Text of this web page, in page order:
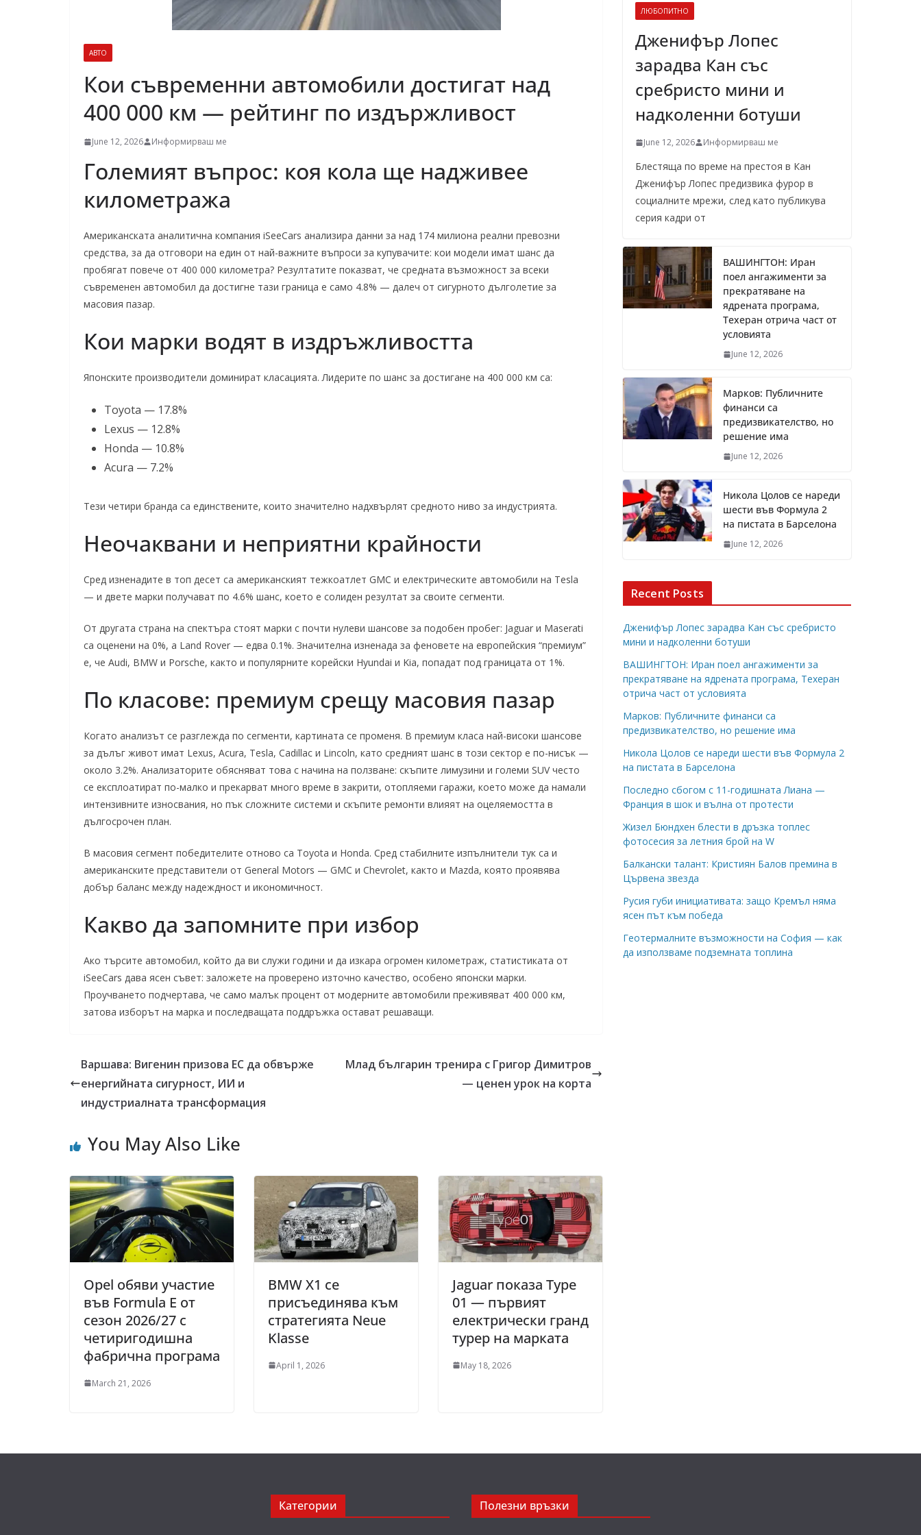
АВТО
Кои съвременни автомобили достигат над
400 000 км — рейтинг по издържливост
June 12, 2026 Информирваш ме
Големият въпрос: коя кола ще надживее
километража
Американската аналитична компания iSeeCars анализира данни за над 174 милиона реални превозни
средства, за да отговори на един от най-важните въпроси за купувачите: кои модели имат шанс да
пробягат повече от 400 000 километра? Резултатите показват, че средната възможност за всеки
съвременен автомобил да достигне тази граница е само 4.8% — далеч от сигурното дълголетие за
масовия пазар.
Кои марки водят в издръжливостта
Японските производители доминират класацията. Лидерите по шанс за достигане на 400 000 км са:
Toyota — 17.8%
Lexus — 12.8%
Honda — 10.8%
Acura — 7.2%
Тези четири бранда са единствените, които значително надхвърлят средното ниво за индустрията.
Неочаквани и неприятни крайности
Сред изненадите в топ десет са американският тежкоатлет GMC и електрическите автомобили на Tesla
— и двете марки получават по 4.6% шанс, което е солиден резултат за своите сегменти.
От другата страна на спектъра стоят марки с почти нулеви шансове за подобен пробег: Jaguar и Maserati
са оценени на 0%, а Land Rover — едва 0.1%. Значителна изненада за феновете на европейския “премиум”
е, че Audi, BMW и Porsche, както и популярните корейски Hyundai и Kia, попадат под границата от 1%.
По класове: премиум срещу масовия пазар
Когато анализът се разглежда по сегменти, картината се променя. В премиум класа най-високи шансове
за дълъг живот имат Lexus, Acura, Tesla, Cadillac и Lincoln, като средният шанс в този сектор е по-нисък —
около 3.2%. Анализаторите обясняват това с начина на ползване: скъпите лимузини и големи SUV често
се експлоатират по-малко и прекарват много време в закрити, отопляеми гаражи, което може да намали
интензивните износвания, но пък сложните системи и скъпите ремонти влияят на оцеляемостта в
дългосрочен план.
В масовия сегмент победителите отново са Toyota и Honda. Сред стабилните изпълнители тук са и
американските представители от General Motors — GMC и Chevrolet, както и Mazda, която проявява
добър баланс между надеждност и икономичност.
Какво да запомните при избор
Ако търсите автомобил, който да ви служи години и да изкара огромен километраж, статистиката от
iSeeCars дава ясен съвет: заложете на проверено източно качество, особено японски марки.
Проучването подчертава, че само малък процент от модерните автомобили преживяват 400 000 км,
затова изборът на марка и последващата поддръжка остават решаващи.
Варшава: Вигенин призова ЕС да обвърже
енергийната сигурност, ИИ и
индустриалната трансформация
Млад българин тренира с Григор Димитров
— ценен урок на корта
You May Also Like
Opel обяви участие
във Formula E от
сезон 2026/27 с
четиригодишна
фабрична програма
March 21, 2026
BMW X1 се
присъединява към
стратегията Neue
Klasse
April 1, 2026
Jaguar показа Type
01 — първият
електрически гранд
турер на марката
May 18, 2026
ЛЮБОПИТНО
Дженифър Лопес
зарадва Кан със
сребристо мини и
надколенни ботуши
June 12, 2026 Информирваш ме
Блестяща по време на престоя в Кан
Дженифър Лопес предизвика фурор в
социалните мрежи, след като публикува
серия кадри от
ВАШИНГТОН: Иран
поел ангажименти за
прекратяване на
ядрената програма,
Техеран отрича част от
условията
June 12, 2026
Марков: Публичните
финанси са
предизвикателство, но
решение има
June 12, 2026
Никола Цолов се нареди
шести във Формула 2
на пистата в Барселона
June 12, 2026
Recent Posts
Дженифър Лопес зарадва Кан със сребристо
мини и надколенни ботуши
ВАШИНГТОН: Иран поел ангажименти за
прекратяване на ядрената програма, Техеран
отрича част от условията
Марков: Публичните финанси са
предизвикателство, но решение има
Никола Цолов се нареди шести във Формула 2
на пистата в Барселона
Последно сбогом с 11-годишната Лиана —
Франция в шок и вълна от протести
Жизел Бюндхен блести в дръзка топлес
фотосесия за летния брой на W
Балкански талант: Кристиян Балов премина в
Цървена звезда
Русия губи инициативата: защо Кремъл няма
ясен път към победа
Геотермалните възможности на София — как
да използваме подземната топлина
Категории Полезни връзки